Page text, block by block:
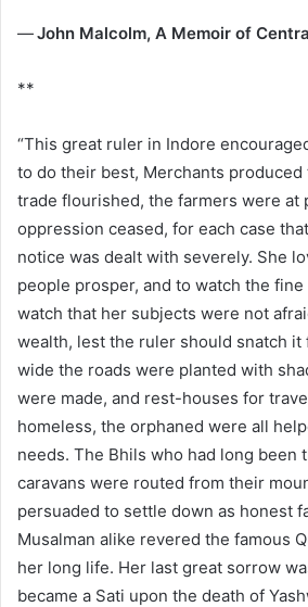
—John Malcolm, A Memoir of
**
“This great ruler in Indore
to do their best, Merchants
trade flourished, the farmers were at
oppression ceased, for each case
notice was dealt with severely. She
people prosper, and to watch the
watch that her subjects were not
wealth, lest the ruler should snatch it
wide the roads were planted with
were made, and rest-houses for
homeless, the orphaned were all
needs. The Bhils who had long been
caravans were routed from their
persuaded to settle down as honest
Musalman alike revered the famous
her long life. Her last great sorrow
became a Sati upon the death of